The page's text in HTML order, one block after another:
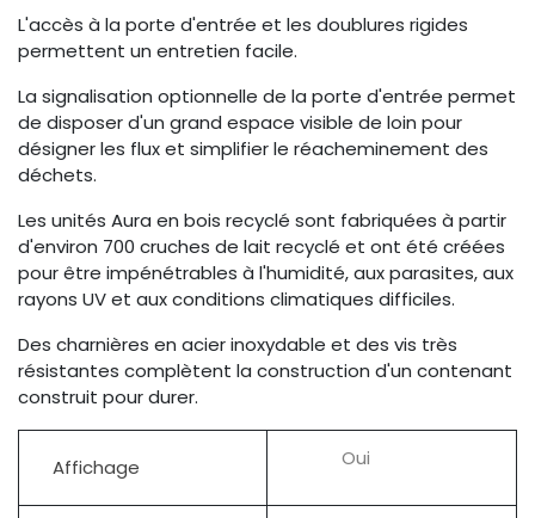
L'accès à la porte d'entrée et les doublures rigides
permettent un entretien facile.
La signalisation optionnelle de la porte d'entrée permet
de disposer d'un grand espace visible de loin pour
désigner les flux et simplifier le réacheminement des
déchets.
Les unités Aura en bois recyclé sont fabriquées à partir
d'environ 700 cruches de lait recyclé et ont été créées
pour être impénétrables à l'humidité, aux parasites, aux
rayons UV et aux conditions climatiques difficiles.
Des charnières en acier inoxydable et des vis très
résistantes complètent la construction d'un contenant
construit pour durer.
Affichage Oui